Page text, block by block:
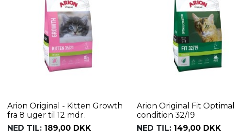
Arion Original - Kitten Growth
fra 8 uger til 12 mdr.
NED TIL: 189,00 DKK
Arion Original Fit Optimal
condition 32/19
NED TIL: 149,00 DKK